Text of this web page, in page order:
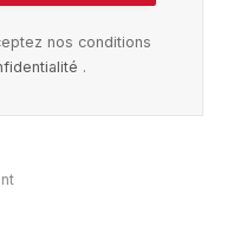
nos conditions
.